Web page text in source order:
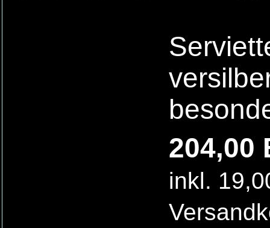
204,00
inkl.